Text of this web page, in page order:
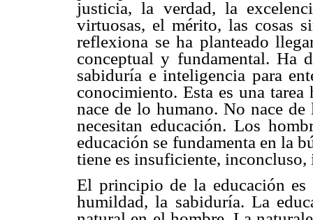
justicia, la verdad, la
virtuosas, el mérito, las cosas
reflexiona se ha planteado
conceptual y fundamental. Ha
sabiduría e inteligencia para
conocimiento. Esta es una
nace de lo humano. No nace
necesitan educación. Los
educación se fundamenta en la
tiene es insuficiente, inconcluso,
El principio de la educación
humildad, la sabiduría. La